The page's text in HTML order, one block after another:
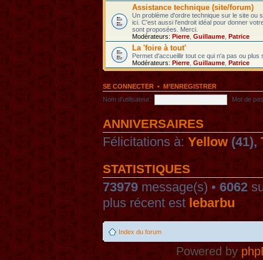
Assistance technique (site/forum)
Un problème d'ordre technique sur le site ou
ici. C'est aussi l'endroit idéal pour donner
sont proposées. Merci.
Modérateurs: Pierre Guillaume Patrice
La 'foire à tout'
Permet d'accueillir tout ce qui n'a pas ou
Modérateurs: Pierre Guillaume Patrice
SE CONNECTER•M’ENREGISTRER
Nom d’utilisateur:
Mot de
ANNIVERSAIRES
Félicitations à:Yellow(41),
STATISTIQUES
73979message(s) •6062
plus récent estlebarbu
Index du forum
Powered by